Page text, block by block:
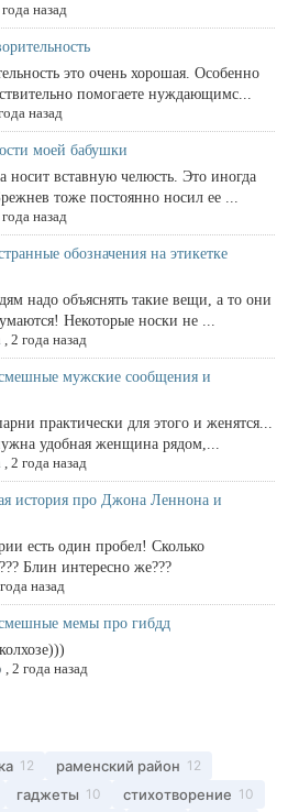
назад
это очень хорошая. Особенно
помогаете нуждающимс...
назад
моей бабушки
носит вставную челюсть. Это иногда
тоже постоянно носил ее ...
назад
обозначения на этикетке
надо объяснять такие вещи, а то они
Некоторые носки не ...
, 2 года назад
мужские сообщения и
практически для этого и женятся...
удобная женщина рядом,...
, 2 года назад
история про Джона Леннона и
есть один пробел! Сколько
Блин интересно же???
назад
мемы про гибдд
, 2 года назад
12 раменский район 12
гаджеты 10 стихотворение 10